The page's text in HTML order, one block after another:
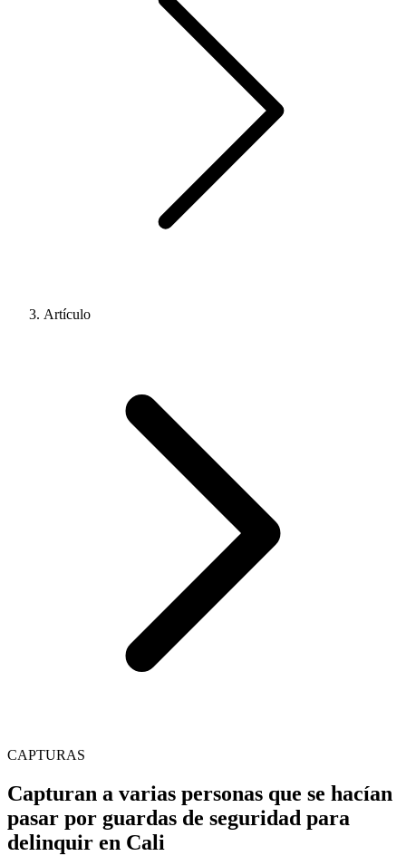
Artículo
CAPTURAS
Capturan a varias personas que se hacían
pasar por guardas de seguridad para
delinquir en Cali